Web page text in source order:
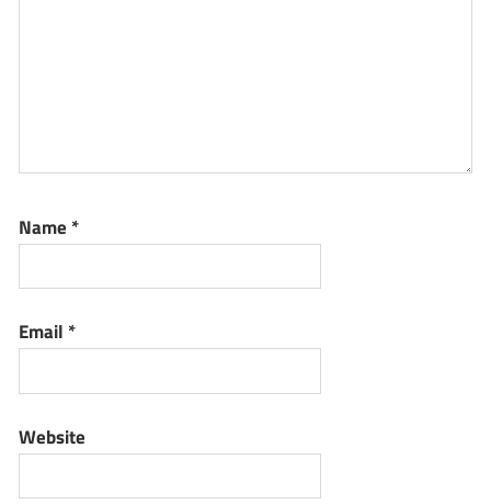
Name *
Email *
Website